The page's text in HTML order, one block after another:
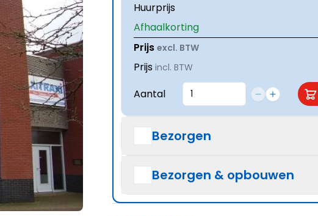
Huurprijs
Afhaalkorting
Prijs excl. BTW
Prijs incl. BTW
Aantal
Bezorgen
Bezorgen & opbouwen